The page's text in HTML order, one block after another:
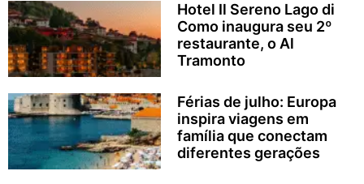
Hotel Il Sereno Lago di
Como inaugura seu 2º
restaurante, o Al
Tramonto
Férias de julho: Europa
inspira viagens em
família que conectam
diferentes gerações